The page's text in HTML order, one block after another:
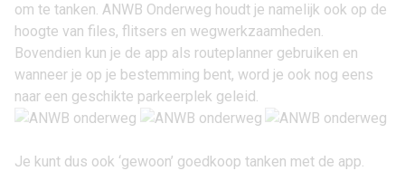
om te tanken. ANWB Onderweg houdt je namelijk ook op de
hoogte van files, flitsers en wegwerkzaamheden.
Bovendien kun je de app als routeplanner gebruiken en
wanneer je op je bestemming bent, word je ook nog eens
naar een geschikte parkeerplek geleid.
Je kunt dus ook ‘gewoon’ goedkoop tanken met de app.